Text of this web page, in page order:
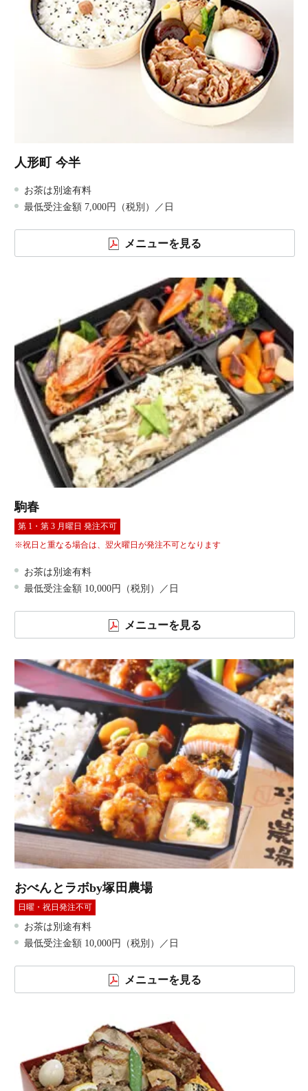
人形町 今半
お茶は別途有料
最低受注金額 7,000円（税別）／日
メニューを見る
駒春
第 1・第 3 月曜日 発注不可
※祝日と重なる場合は、翌火曜日が発注不可となります
お茶は別途有料
最低受注金額 10,000円（税別）／日
メニューを見る
おべんとラボby塚田農場
日曜・祝日発注不可
お茶は別途有料
最低受注金額 10,000円（税別）／日
メニューを見る